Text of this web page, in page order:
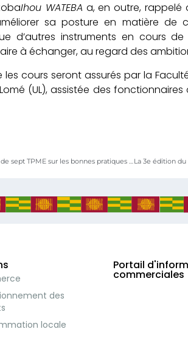
Ihou WATEBA a, en outre, rappelé
sa posture en matière de
d’autres instruments en cours
à échanger, au regard des
cours seront assurés par la
Lomé (UL), assistée des
Projet de mise à niveau spécifique de sept TPME sur les bonnes pratiques de production et d’hygiène lancé à Lomé
des
locale
Portail
commerciales